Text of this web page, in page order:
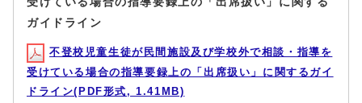
ガイドライン
不登校児童生徒が民間施設及び学校外で相談・指導を
受けている場合の指導要録上の「出席扱い」に関するガイ
ドライン(PDF形式, 1.41MB)